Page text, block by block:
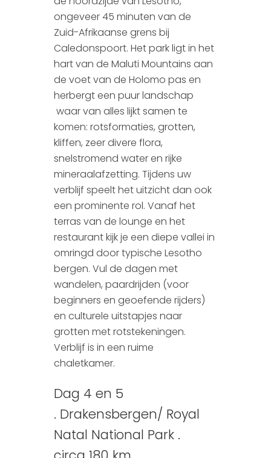
ongeveer 45 minuten van de
Zuid-Afrikaanse grens bij
Caledonspoort. Het park ligt in het
hart van de Maluti Mountains aan
de voet van de Holomo pas en
herbergt een puur landschap
waar van alles lijkt samen te
komen: rotsformaties, grotten,
kliffen, zeer divere flora,
snelstromend water en rijke
mineraalafzetting. Tijdens uw
verblijf speelt het uitzicht dan ook
een prominente rol. Vanaf het
terras van de lounge en het
restaurant kijk je een diepe vallei in
omringd door typische Lesotho
bergen. Vul de dagen met
wandelen, paardrijden (voor
beginners en geoefende rijders)
en culturele uitstapjes naar
grotten met rotstekeningen.
Verblijf is in een ruime
chaletkamer.
Dag 4 en 5
. Drakensbergen/ Royal
Natal National Park .